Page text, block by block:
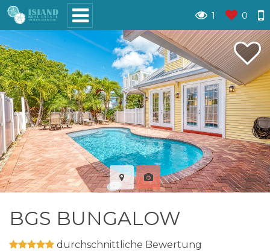
1 0
BGS BUNGALOW
durchschnittliche Bewertung